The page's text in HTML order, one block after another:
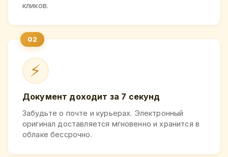
кликов.
⚡
Документ доходит за 7 секунд
Забудьте о почте и курьерах. Электронный
оригинал доставляется мгновенно и хранится в
облаке бессрочно.